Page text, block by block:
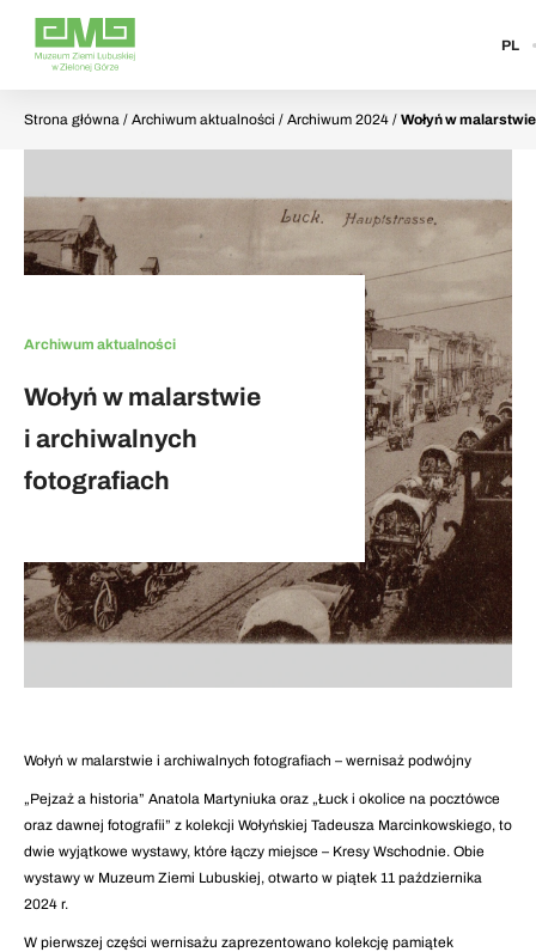
PL
Strona główna / Archiwum aktualności / Archiwum 2024 / Wołyń w
Archiwum aktualności
Wołyń w malarstwie
i archiwalnych
fotografiach
Wołyń w malarstwie i archiwalnych fotografiach – wernisaż podwójny
„Pejzaż a historia” Anatola Martyniuka oraz „Łuck i okolice na pocztówce
oraz dawnej fotografii” z kolekcji Wołyńskiej Tadeusza Marcinkowskiego, to
dwie wyjątkowe wystawy, które łączy miejsce – Kresy Wschodnie. Obie
wystawy w Muzeum Ziemi Lubuskiej, otwarto w piątek 11 października
2024 r.
W pierwszej części wernisażu zaprezentowano kolekcję pamiątek